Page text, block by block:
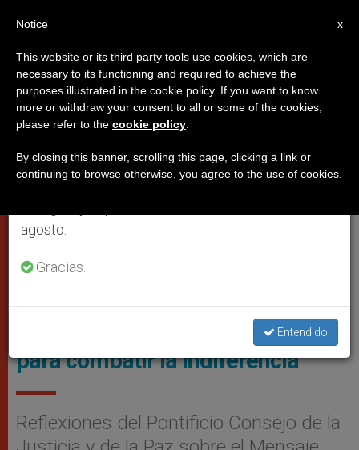
PAPAS
'Francisco está dando las claves
para combatir la indiferencia'
Reflexiones del Pontificio Consejo de la
×
Aviso importante
Del 27 de julio al 7 de agosto haremos la pausa
anual, aprovechando que en el periodo de verano
se generan menos informaciones y también el
agosto.
Gracias.
Entendido
x
Notice
This website or its third party tools use cookies, which are
necessary to its functioning and required to achieve the
purposes illustrated in the cookie policy. If you want to know
more or withdraw your consent to all or some of the cookies,
please refer to the cookie policy
By closing this banner, scrolling this page, clicking a link or
continuing to browse otherwise, you agree to the use of cookies.